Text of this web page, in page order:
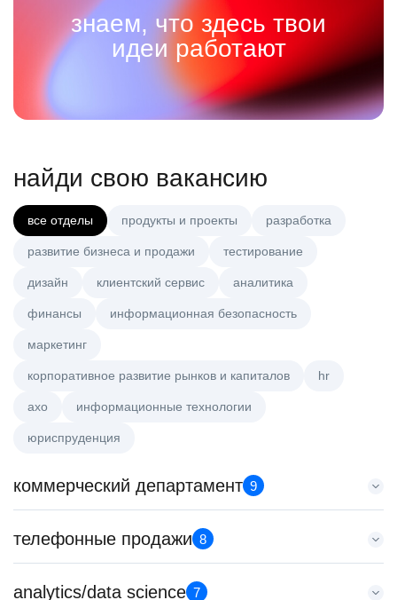
знаем, что здесь твои
идеи работают
найди свою вакансию
все отделы продукты и проекты разработка
развитие бизнеса и продажи тестирование
дизайн клиентский сервис аналитика
финансы информационная безопасность
маркетинг
корпоративное развитие рынков и капиталов hr
axo информационные технологии
юриспруденция
коммерческий департамент 9
Key Account Manager (EdTech)
HeadHunter::Коммерческий департамент
150000 ₽
телефонные продажи 8
Менеджер по продажам в сегменте малого и среднего
analytics/data science 7